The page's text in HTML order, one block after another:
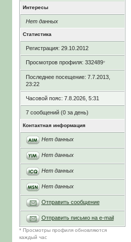
Интересы
Нет данных
Статистика
Регистрация: 29.10.2012
Просмотров профиля: 332489*
Последнее посещение: 7.7.2013,
23:22
Часовой пояс: 7.8.2026, 5:31
7 сообщений (0 за день)
Контактная информация
Нет данных
Нет данных
Нет данных
Нет данных
Отправить сообщение
Отправить письмо на e-mail
* Просмотры профиля обновляются
каждый час